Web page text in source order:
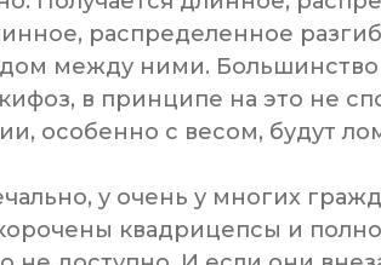
распределенное
между ними.
в принципе на это не
особенно с весом, будут
у очень у многих
квадрицепсы и